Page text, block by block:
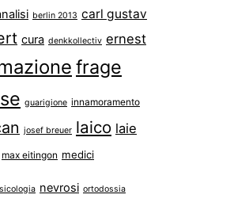
berlin 2013 carl gustav
cura denkkollectiv ernest
frage
guarigione innamoramento
josef breuer laico laie
max eitingon medici
nevrosi ortodossia